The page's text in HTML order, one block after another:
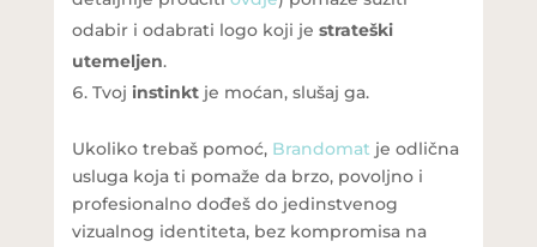
odabir i odabrati logo koji je strateški
utemeljen.
Tvoj instinktje moćan, slušaj ga.
Ukoliko trebaš pomoć, Brandomatje odlična
usluga koja ti pomaže da brzo, povoljno i
profesionalno dođeš do jedinstvenog
vizualnog identiteta, bez kompromisa na